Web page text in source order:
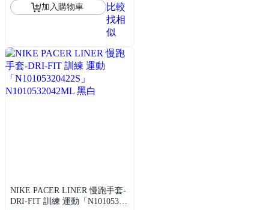
加入購物車
比較
找相
似
NIKE PACER LINER 慢跑手套-
DRI-FIT 訓練 運動「N10105320